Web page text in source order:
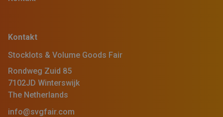
Kontakt
Stocklots & Volume Goods Fair
Rondweg Zuid 85
7102JD Winterswijk
The Netherlands
info@svgfair.com